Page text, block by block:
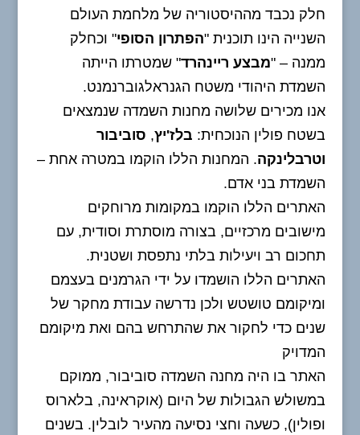
חלק נכבד מההיסטוריה של מלחמת העולם
השנייה הינו תוכנית "הפתרון הסופי" וכחלק
ממנה – "מבצע ריינהרד" שמטרתו הייתה
השמדת היהודי משטח הגנראלגוברנמנט.
אנו מכירים שלושה מחנות השמדה שנמצאים
בשטח פולין הנוכחית: בלז'יץ, סוביבור
וטרבלינקה. המחנות הללו הוקמו במטרה אחת –
השמדת בני אדם.
האתרים הללו הוקמו במקומות מרוחקים
מישובים מרכזיים, בצורה מוסתרת וסודית, עם
תחכום רב ויעילות בלתי נתפסת ושטנית.
האתרים הללו הושמדו על ידי הגרמנים בעצמם
ומיקומם טושטש ולכן נדרשה עבודת מחקר של
שנים כדי לחקור את שהתרחש בהם ואת מיקומם
המדויק
האתר בו היה מחנה השמדה סוביבור, ממוקם
במשולש הגבולות של היום (אוקראינה, בלארוס
ופולין), כשעה וחצי נסיעה מהעיר לובלין. בשנים